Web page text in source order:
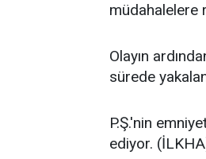
müdahalelere
Olayın
sürede
P.Ş.'nin
ediyor.